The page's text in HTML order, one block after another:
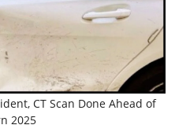
CT Scan Done Ahead of
2025